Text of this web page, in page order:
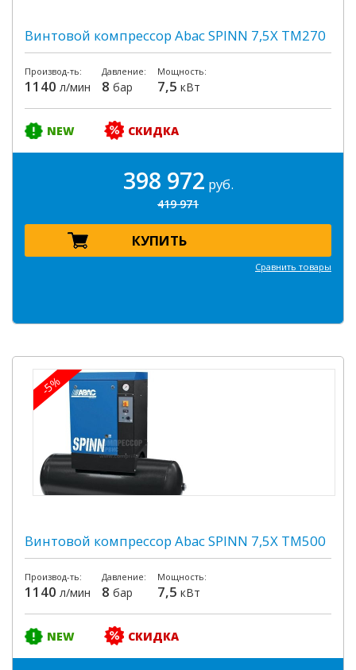
Винтовой компрессор Abac SPINN 7,5X TM270
Производ-ть:
1140 л/мин
Давление:
8 бар
Мощность:
7,5 кВт
NEW СКИДКА
398 972 руб.
419 971
КУПИТЬ
Сравнить товары
-5%
Винтовой компрессор Abac SPINN 7,5X TM500
Производ-ть:
1140 л/мин
Давление:
8 бар
Мощность:
7,5 кВт
NEW СКИДКА